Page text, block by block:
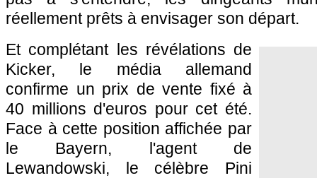
réellement prêts à envisager son départ.
Et complétant les révélations de
Kicker, le média allemand
confirme un prix de vente fixé à
40 millions d'euros pour cet été.
Face à cette position affichée par
le Bayern, l'agent de
Lewandowski, le célèbre Pini